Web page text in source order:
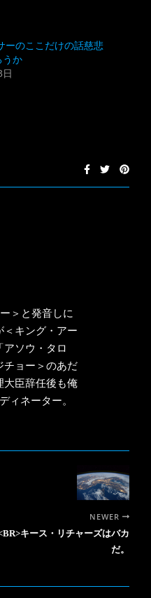
ーのここだけの話慈悲
うか
＞と発音しに
＜キング・アー
ソウ・タロ
チョー＞のあだ
大臣辞任後も俺
ィネーター。
NEWER
キース・リチャーズはバカ
だ。